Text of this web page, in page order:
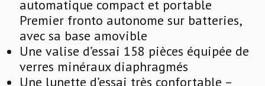
automatique compact et portable
Premier fronto autonome sur batteries,
avec sa base amovible
Une valise d’essai 158 pièces équipée de
verres minéraux diaphragmés
Une lunette d’essai très confortable –